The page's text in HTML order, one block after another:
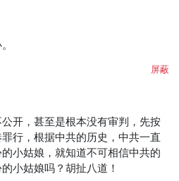
屏蔽
开，甚至是根本没有审判，先按
行，根据中共的历史，中共一直
小姑娘，就知道不可相信中共的
小姑娘吗？胡扯八道！